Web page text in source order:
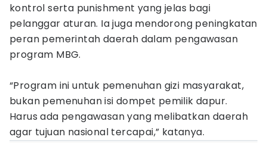
kontrol serta punishment yang jelas bagi
pelanggar aturan. Ia juga mendorong peningkatan
peran pemerintah daerah dalam pengawasan
program MBG.
“Program ini untuk pemenuhan gizi masyarakat,
bukan pemenuhan isi dompet pemilik dapur.
Harus ada pengawasan yang melibatkan daerah
agar tujuan nasional tercapai,” katanya.